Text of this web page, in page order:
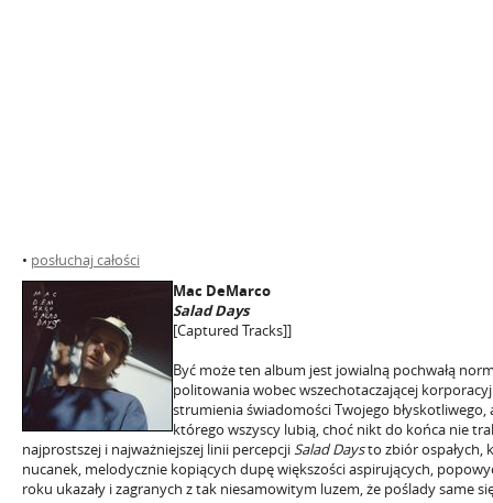
• posłuchaj całości
Mac DeMarco
Salad Days
[Captured Tracks]]
Być może ten album jest jowialną pochwałą
politowania wobec wszechotaczającej
strumienia świadomości Twojego błyskotliwego,
którego wszyscy lubią, choć nikt do końca nie
najprostszej i najważniejszej linii percepcjiSalad Daysto zbiór ospałych,
nucanek, melodycznie kopiących dupę większości aspirujących,
roku ukazały i zagranych z tak niesamowitym luzem, że poślady same